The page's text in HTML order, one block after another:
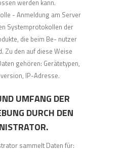
werden kann.
- Anmeldung am Server
Systemprotokollen der
die beim Be- nutzer
Zu den auf diese Weise
gehören: Gerätetypen,
IP-Adresse.
UMFANG DER
DURCH DEN
sammelt Daten für: